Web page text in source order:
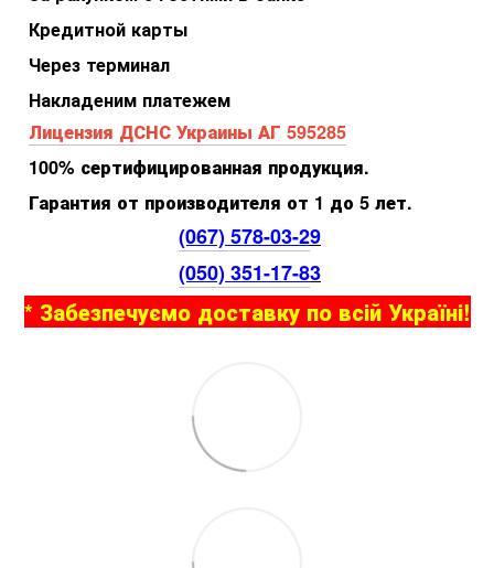
Кредитной карты
Через терминал
Накладеним платежем
Лицензия ДСНС Украины АГ 595285
100% сертифицированная продукция.
Гарантия от производителя от 1 до 5 лет.
(067) 578-03-29
(050) 351-17-83
* Забезпечуємо доставку по всій Україні!